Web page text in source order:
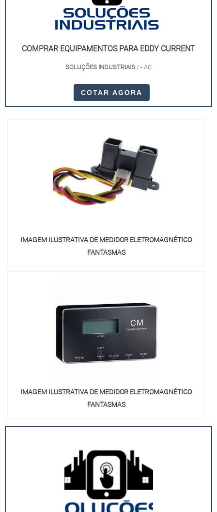
COMPRAR EQUIPAMENTOS PARA EDDY CURRENT
SOLUÇÕES INDUSTRIAIS / - AC
COTAR AGORA
IMAGEM ILUSTRATIVA DE MEDIDOR ELETROMAGNÉTICO
FANTASMAS
IMAGEM ILUSTRATIVA DE MEDIDOR ELETROMAGNÉTICO
FANTASMAS